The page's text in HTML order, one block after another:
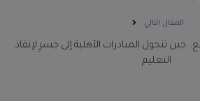
التالي
المبادرات الأهلية إلى جسرٍ لإنقاذ
التعليم